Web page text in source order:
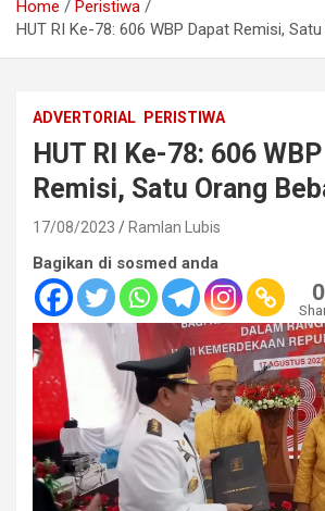
Home
Peristiwa
HUT RI Ke-78: 606 WBP Dapat Remisi,
ADVERTORIAL PERISTIWA
HUT RI Ke-78: 606
Remisi, Satu Orang
17/08/2023 Ramlan Lubis
Bagikan di sosmed anda
0